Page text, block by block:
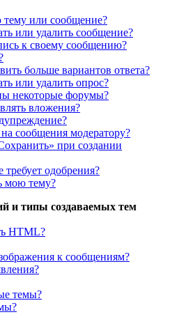
тему или сообщение?
или удалить сообщение?
к своему сообщению?
больше вариантов ответа?
или удалить опрос?
некоторые форумы?
вложения?
сообщения модератору?
при создании
одобрения?
мою тему?
и типы создаваемых тем
HTML?
к сообщениям?
темы?